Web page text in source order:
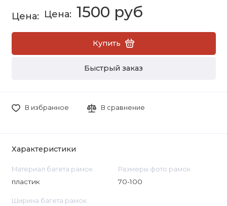
1500 руб
Купить
Быстрый заказ
В избранное В сравнение
Характеристики
Материал багета рамок
пластик
Размеры фото рамок
70-100
Ширина багета рамок